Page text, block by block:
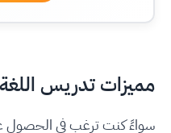
مميزات تدريس اللغة
سواءً كنت ترغب في الحصول